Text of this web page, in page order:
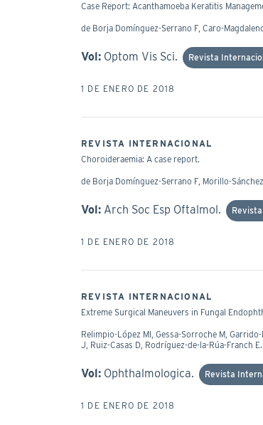
Case Report: Acanthamoeba Keratitis
de Borja Domínguez-Serrano F, Caro-
Vol: Optom Vis Sci. Revista
1 DE ENERO DE 2018
REVISTA INTERNACIONAL
Choroideraemia: A case report.
de Borja Domínguez-Serrano F, Morillo-
Vol: Arch Soc Esp Oftalmol.
1 DE ENERO DE 2018
REVISTA INTERNACIONAL
Extreme Surgical Maneuvers in Fungal
Relimpio-López MI, Gessa-Sorroche M,
J, Ruiz-Casas D, Rodríguez-de-la-Rúa-Franch E.
Vol: Ophthalmologica. Revista
1 DE ENERO DE 2018